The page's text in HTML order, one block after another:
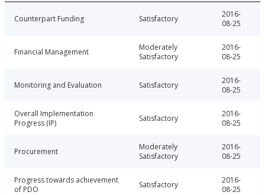
Counterpart Funding Satisfactory
2016-
08-25
Financial Management
Moderately
Satisfactory
2016-
08-25
Monitoring and Evaluation Satisfactory
2016-
08-25
Overall Implementation
Progress (IP)
Satisfactory
2016-
08-25
Procurement
Moderately
Satisfactory
2016-
08-25
Progress towards achievement
of PDO
Satisfactory
2016-
08-25